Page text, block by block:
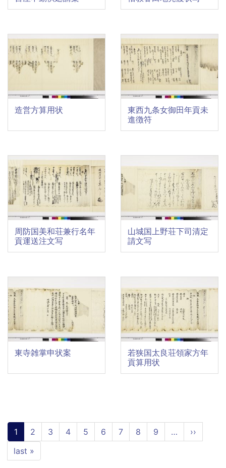
造営方算用状
東西九条女御田年貢未
進徴符
周防国美和荘兼行名年
貢運送注文写
山城国上野荘下司清定
請文写
東寺雑掌申状案
若狭国太良荘領家方年
貢算用状
Pagination
Current
page
1 Page
2 Page
3 Page
4 Page
5 Page
6 Page
7 Page
8 Page
9 …
Next
page
››
Last
page
last »